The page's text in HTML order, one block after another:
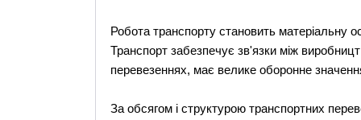
Робота транспорту становить матеріальну
Транспорт забезпечує зв'язки між
перевезеннях, має велике оборонне
За обсягом і структурою транспортних